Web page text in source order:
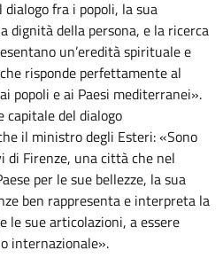
fra i popoli, la sua
dignità della persona, e la ricerca
un’eredità spirituale e
risponde perfettamente al
popoli e ai Paesi mediterranei».
capitale del dialogo
il ministro degli Esteri: «Sono
di Firenze, una città che nel
per le sue bellezze, la sua
ben rappresenta e interpreta la
le sue articolazioni, a essere
internazionale».